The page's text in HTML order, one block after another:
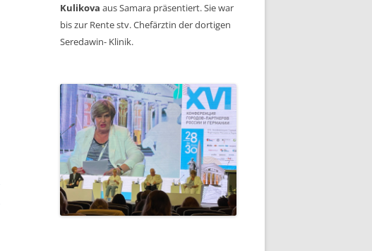
Kulikova aus Samara präsentiert. Sie war
bis zur Rente stv. Chefärztin der dortigen
Seredawin- Klinik.